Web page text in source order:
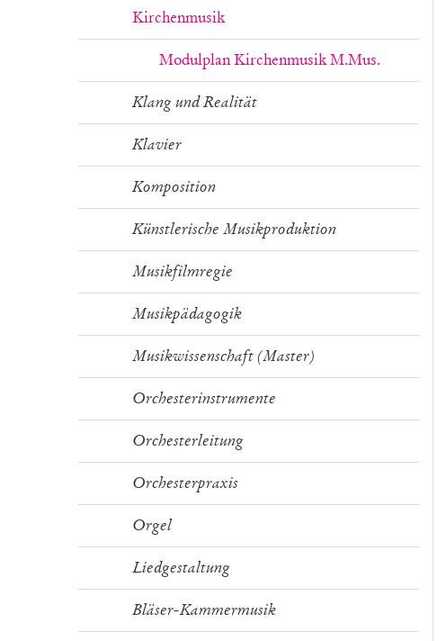
Kirchenmusik
Modulplan Kirchenmusik M.Mus.
Klang und Realität
Klavier
Komposition
Künstlerische Musikproduktion
Musikfilmregie
Musikpädagogik
Musikwissenschaft (Master)
Orchesterinstrumente
Orchesterleitung
Orchesterpraxis
Orgel
Liedgestaltung
Bläser-Kammermusik